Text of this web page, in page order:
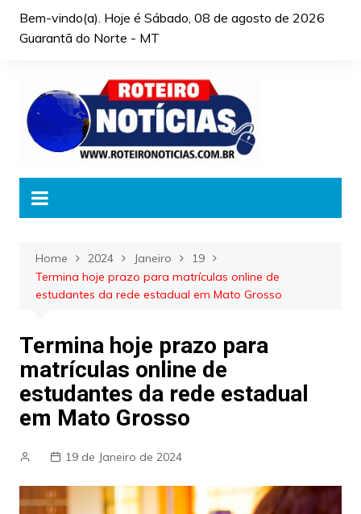
Bem-vindo(a). Hoje é Sábado, 08 de agosto de 2026
Guarantã do Norte - MT
Home 2024 Janeiro
19
Termina hoje prazo para matrículas online de
estudantes da rede estadual em Mato Grosso
Termina hoje prazo para
matrículas online de
estudantes da rede estadual
em Mato Grosso
19 de Janeiro de 2024